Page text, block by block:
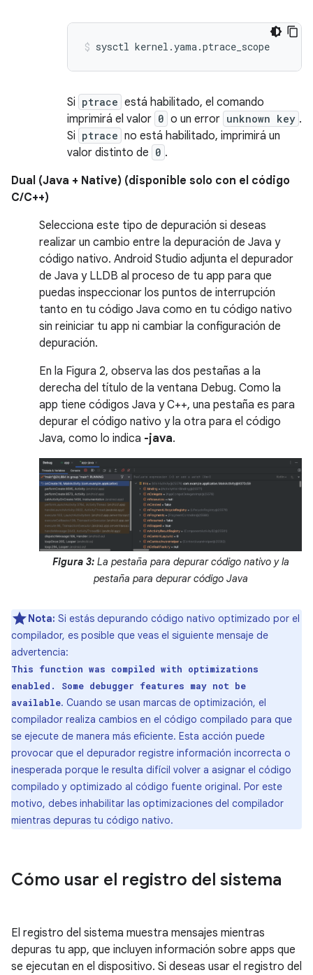
Si ptrace está habilitado, el comando
imprimirá el valor 0 o un error unknown key .
Si ptrace no está habilitado, imprimirá un
valor distinto de 0 .
Dual (Java + Native) (disponible solo con el código
C/C++)
Selecciona este tipo de depuración si deseas
realizar un cambio entre la depuración de Java y
código nativo. Android Studio adjunta el depurador
de Java y LLDB al proceso de tu app para que
puedas inspeccionar los puntos de interrupción
tanto en tu código Java como en tu código nativo
sin reiniciar tu app ni cambiar la configuración de
depuración.
En la Figura 2, observa las dos pestañas a la
derecha del título de la ventana Debug. Como la
app tiene códigos Java y C++, una pestaña es para
depurar el código nativo y la otra para el código
Java, como lo indica -java.
Figura 3:La pestaña para depurar código nativo y la
pestaña para depurar código Java
Nota: Si estás depurando código nativo optimizado por el
compilador, es posible que veas el siguiente mensaje de
advertencia:
This function was compiled with optimizations
enabled. Some debugger features may not be
available. Cuando se usan marcas de optimización, el
compilador realiza cambios en el código compilado para que
se ejecute de manera más eficiente. Esta acción puede
provocar que el depurador registre información incorrecta o
inesperada porque le resulta difícil volver a asignar el código
compilado y optimizado al código fuente original. Por este
motivo, debes inhabilitar las optimizaciones del compilador
mientras depuras tu código nativo.
Cómo usar el registro del sistema
El registro del sistema muestra mensajes mientras
depuras tu app, que incluyen información sobre apps que
se ejecutan en el dispositivo. Si deseas usar el registro del